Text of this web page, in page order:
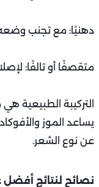
دهنيًا: مع تجنب
متقصفًا أو تالفًا:
التركيبة الطبيعية
يساعد الموز
عن نوع الشعر.
نصائح لنتائج